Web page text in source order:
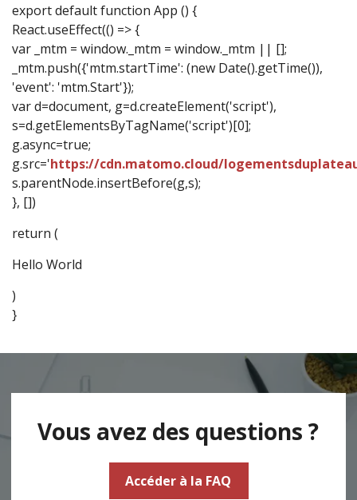
export default function App () {
React.useEffect(() => {
var _mtm = window._mtm = window._mtm || [];
_mtm.push({'mtm.startTime': (new Date().getTime()),
'event': 'mtm.Start'});
var d=document, g=d.createElement('script'),
s=d.getElementsByTagName('script')[0];
g.async=true;
g.src='https://cdn.matomo.cloud/
s.parentNode.insertBefore(g,s);
}, [])
return (
Hello World
)
}
Vous avez des questions ?
Accéder à la FAQ